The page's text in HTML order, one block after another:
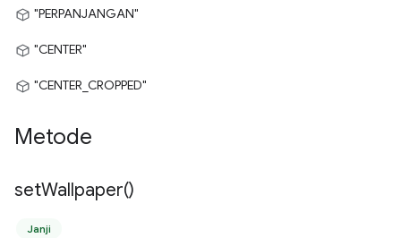
"PERPANJANGAN"
"CENTER"
"CENTER_CROPPED"
Metode
setWallpaper()
Janji